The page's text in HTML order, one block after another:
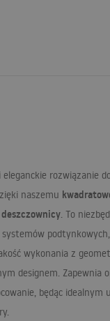
eleganckie rozwiązanie
naszemu
. To
systemów
wykonania z
designem. Zapewnia
będąc idealnym